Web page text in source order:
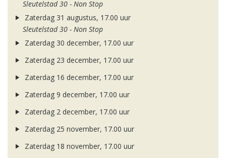
Sleutelstad 30 - Non Stop
Zaterdag 31 augustus, 17.00 uur
Sleutelstad 30 - Non Stop
Zaterdag 30 december, 17.00 uur
Zaterdag 23 december, 17.00 uur
Zaterdag 16 december, 17.00 uur
Zaterdag 9 december, 17.00 uur
Zaterdag 2 december, 17.00 uur
Zaterdag 25 november, 17.00 uur
Zaterdag 18 november, 17.00 uur